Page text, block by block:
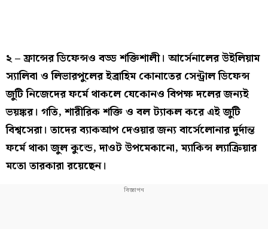
২ – ফ্রান্সের ডিফেন্সও বড্ড শক্তিশালী। আর্সেনালের উইলিয়াম
স্যালিবা ও লিভারপুলের ইব্রাহিম কোনাতের সেন্ট্রাল ডিফেন্স
জুটি নিজেদের ফর্মে থাকলে যেকোনও বিপক্ষ দলের জন্যই
ভয়ঙ্কর। গতি, শারীরিক শক্তি ও বল ট্যাকল করে এই জুটি
বিশ্বসেরা। তাদের ব্যাকআপ দেওয়ার জন্য বার্সেলোনার দুর্দান্ত
ফর্মে থাকা জুল কুন্ডে, দাওট উপমেকানো, ম্যাকিন্স ল্যাক্রিয়ার
মতো তারকারা রয়েছেন।